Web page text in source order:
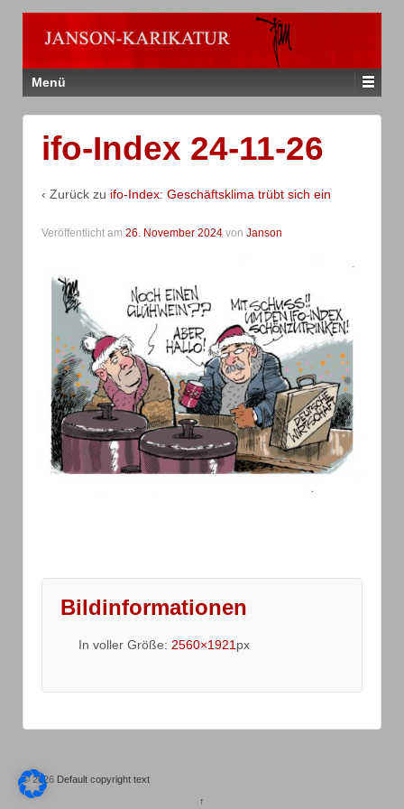
Menü
ifo-Index 24-11-26
‹ Zurück zu ifo-Index: Geschäftsklima trübt sich ein
Veröffentlicht am 26. November 2024 von Janson
Bildinformationen
In voller Größe: 2560×1921 px
© 2026 Default copyright text
↑